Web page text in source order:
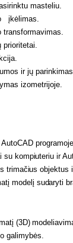
masteliu.
įkėlimas.
transformavimas.
ir jų
izometrijoje.
programoje
su kompiuteriu ir
trimačius objektus
modelį sudaryti
(3D)
galimybės.